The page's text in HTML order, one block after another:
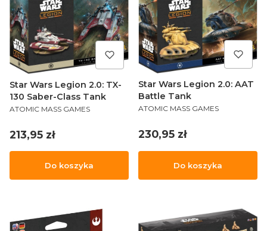
Star Wars Legion 2.0: TX-
130 Saber-Class Tank
PRODUCENT
ATOMIC MASS GAMES
Cena
213,95 zł
Do koszyka
Star Wars Legion 2.0: AAT
Battle Tank
PRODUCENT
ATOMIC MASS GAMES
Cena
230,95 zł
Do koszyka